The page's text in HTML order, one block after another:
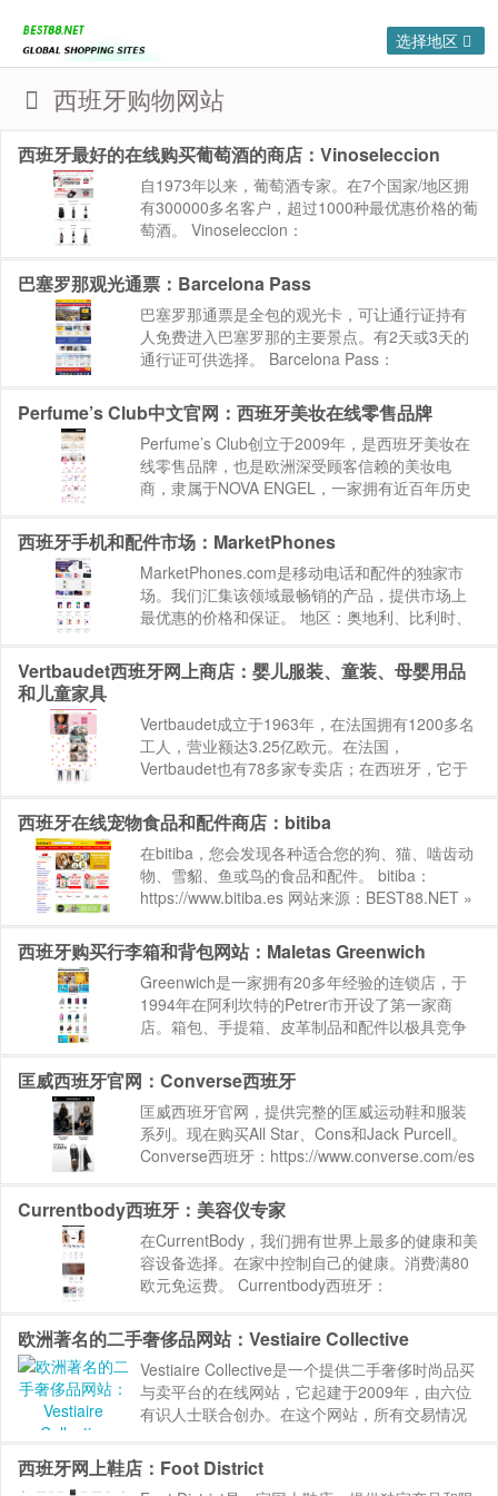
选择地区
西班牙购物网站
西班牙最好的在线购买葡萄酒的商店：Vinoseleccion
自1973年以来，葡萄酒专家。在7个国家/地区拥
有300000多名客户，超过1000种最优惠价格的葡
萄酒。 Vinoseleccion：
BEST88.NET »...
巴塞罗那观光通票：Barcelona Pass
巴塞罗那通票是全包的观光卡，可让通行证持有
人免费进入巴塞罗那的主要景点。有2天或3天的
通行证可供选择。 Barcelona Pass：
BEST88.NET » ...
Perfume’s Club中文官网：西班牙美妆在线零售品牌
Perfume’s Club创立于2009年，是西班牙美妆在
线零售品牌，也是欧洲深受顾客信赖的美妆电
商，隶属于NOVA ENGEL，一家拥有近百年历史
品，在这里，您可以一站购齐全球大...
西班牙手机和配件市场：MarketPhones
MarketPhones.com是移动电话和配件的独家市
场。我们汇集该领域最畅销的产品，提供市场上
最优惠的价格和保证。 地区：奥地利、比利时、
国、丹麦、爱沙尼亚、芬兰、法国、英国、希
腊、克罗地亚、匈牙...
Vertbaudet西班牙网上商店：婴儿服装、童装、母婴用品
和儿童家具
Vertbaudet成立于1963年，在法国拥有1200多名
工人，营业额达3.25亿欧元。在法国，
Vertbaudet也有78多家专卖店；在西班牙，它于
除了这两个国家以外，还为德国、葡萄牙、英国...
西班牙在线宠物食品和配件商店：bitiba
在bitiba，您会发现各种适合您的狗、猫、啮齿动
物、雪貂、鱼或鸟的食品和配件。 bitiba：
https://www.bitiba.es 网站来源：BEST88.NET »
开启海...
西班牙购买行李箱和背包网站：Maletas Greenwich
Greenwich是一家拥有20多年经验的连锁店，于
1994年在阿利坎特的Petrer市开设了第一家商
店。箱包、手提箱、皮革制品和配件以极具竞争
https://www.maleta...
匡威西班牙官网：Converse西班牙
匡威西班牙官网，提供完整的匡威运动鞋和服装
系列。现在购买All Star、Cons和Jack Purcell。
Converse西班牙：https://www.converse.com/es
Currentbody西班牙：美容仪专家
在CurrentBody，我们拥有世界上最多的健康和美
容设备选择。在家中控制自己的健康。消费满80
欧元免运费。 Currentbody西班牙：
BEST88.NET »...
欧洲著名的二手奢侈品网站：Vestiaire Collective
Vestiaire Collective是一个提供二手奢侈时尚品买
与卖平台的在线网站，它起建于2009年，由六位
有识人士联合创办。在这个网站，所有交易情况
绝购买假货、不当销售以及错误定价等风险。由
于...
西班牙网上鞋店：Foot District